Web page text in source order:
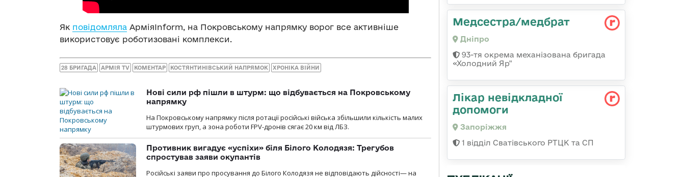
Як повідомляла АрміяInform, на Покровському напрямку ворог все активніше
використовує роботизовані комплекси.
28 БРИГАДА АРМІЯ TV КОМЕНТАР КОСТЯНТИНІВСЬКИЙ НАПРЯМОК ХРОНІКА ВІЙНИ
Нові сили рф пішли в штурм: що відбувається на Покровському
напрямку
На Покровському напрямку після ротації російські війська збільшили кількість малих
штурмових груп, а зона роботи FPV-дронів сягає 20 км від ЛБЗ.
Противник вигадує «успіхи» біля Білого Колодязя: Трегубов
спростував заяви окупантів
Російські заяви про просування до Білого Колодязя не відповідають дійсності— на
Медсестра/медбрат
Дніпро
93-тя окрема механізована бригада
«Холодний Яр"
Лікар невідкладної
допомоги
Запоріжжя
1 відділ Сватівського РТЦК та СП